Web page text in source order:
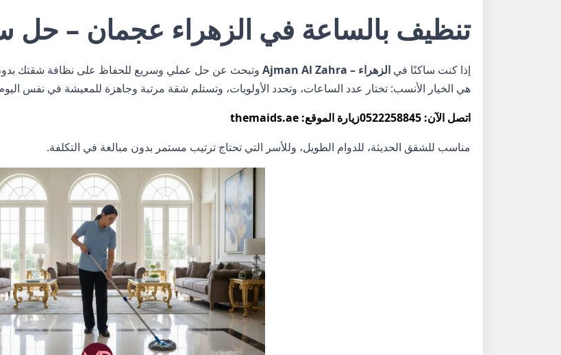
تنظيف بالساعة في الزهراء عجمان – حل
إذا كنت ساكنًا في الزهراء – Ajman Al Zahra وتبحث عن حل عملي وسريع للحفاظ على نظافة شقتك
هي الخيار الأنسب: تختار عدد الساعات، وتحدد الأولويات، وتستلم شقة مرتبة وجاهزة للمعيشة في نفس
اتصل الآن: 0522258845
زيارة الموقع: themaids.ae
مناسب للشقق الحديثة، للدوام الطويل، وللأسر التي تحتاج ترتيب مستمر بدون مبالغة في التكلفة.